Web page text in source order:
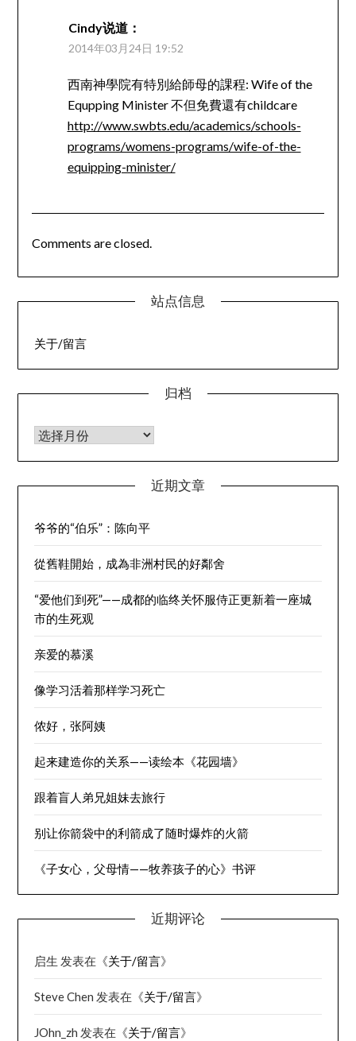
Cindy说道：
2014年03月24日 19:52
西南神學院有特別給師母的課程: Wife of the
Equpping Minister 不但免費還有childcare
http://www.swbts.edu/academics/schools-
programs/womens-programs/wife-of-the-
equipping-minister/
Comments are closed.
站点信息
关于/留言
归档
归档
近期文章
爷爷的“伯乐”：陈向平
從舊鞋開始，成為非洲村民的好鄰舍
“爱他们到死”——成都的临终关怀服侍正更新着一座城
市的生死观
亲爱的慕溪
像学习活着那样学习死亡
侬好，张阿姨
起来建造你的关系——读绘本《花园墙》
跟着盲人弟兄姐妹去旅行
别让你箭袋中的利箭成了随时爆炸的火箭
《子女心，父母情——牧养孩子的心》书评
近期评论
启生 发表在《关于/留言》
Steve Chen 发表在《关于/留言》
JOhn_zh 发表在《关于/留言》